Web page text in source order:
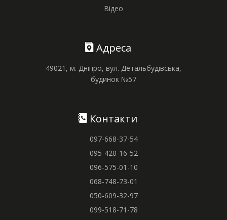
Відео
Адреса
49021, м. Дніпро, вул. Детальбудівська,
будинок №57
Контакти
097-668-37-54
095-420-16-52
096-575-01-10
068-748-73-01
050-609-32-97
099-518-71-78